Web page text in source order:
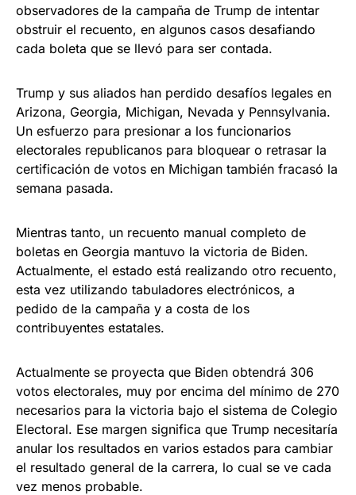
observadores de la campaña de Trump de intentar
obstruir el recuento, en algunos casos desafiando
cada boleta que se llevó para ser contada.
Trump y sus aliados han perdido desafíos legales en
Arizona, Georgia, Michigan, Nevada y Pennsylvania.
Un esfuerzo para presionar a los funcionarios
electorales republicanos para bloquear o retrasar la
certificación de votos en Michigan también fracasó la
semana pasada.
Mientras tanto, un recuento manual completo de
boletas en Georgia mantuvo la victoria de Biden.
Actualmente, el estado está realizando otro recuento,
esta vez utilizando tabuladores electrónicos, a
pedido de la campaña y a costa de los
contribuyentes estatales.
Actualmente se proyecta que Biden obtendrá 306
votos electorales, muy por encima del mínimo de 270
necesarios para la victoria bajo el sistema de Colegio
Electoral. Ese margen significa que Trump necesitaría
anular los resultados en varios estados para cambiar
el resultado general de la carrera, lo cual se ve cada
vez menos probable.